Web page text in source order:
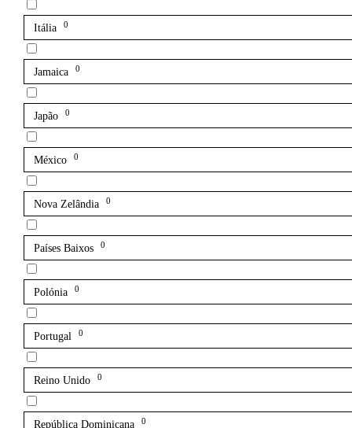
Itália 0
Jamaica 0
Japão 0
México 0
Nova Zelândia 0
Países Baixos 0
Polónia 0
Portugal 0
Reino Unido 0
República Dominicana 0